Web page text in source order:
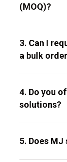
(MOQ)?
3. Can I
a bulk
4. Do you
solutions?
5. Does